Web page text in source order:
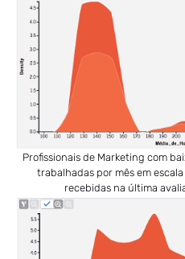
Profissionais de Marketing com
trabalhadas por mês em
recebidas na última